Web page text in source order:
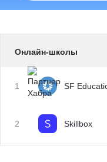
Онлайн-школы
1 SF
2 Skillbox